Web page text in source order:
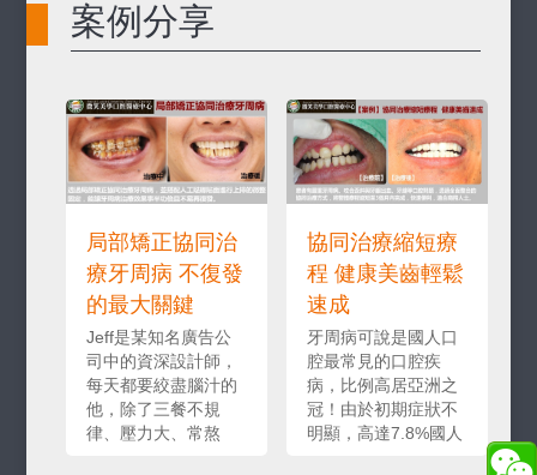
案例分享
局部矯正協同治
療牙周病 不復發
的最大關鍵
Jeff是某知名廣告公
司中的資深設計師，
每天都要絞盡腦汁的
他，除了三餐不規
律、壓力大、常熬
協同治療縮短療
程 健康美齒輕鬆
速成
牙周病可說是國人口
腔最常見的口腔疾
病，比例高居亞洲之
冠！由於初期症狀不
明顯，高達7.8%國人